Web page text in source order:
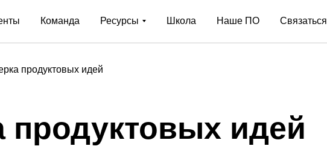
Команда Ресурсы Школа Наше ПО Связаться
продуктовых идей
продуктовых идей